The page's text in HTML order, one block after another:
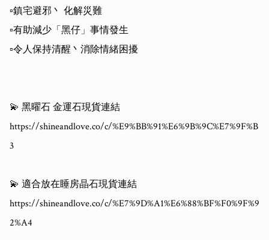
▫️鎮宅避邪丶 化解災難
▫️有助減少「黑仔」事情發生
▫️令人保持清醒丶消除情緒困擾
💫 黑曜石 金運石現貨連結
https://shineandlove.co/c/%E9%BB%91%E6%9B%9C%E7%9F%B
3
💫 適合放在睡房晶石現貨連結
https://shineandlove.co/c/%E7%9D%A1%E6%88%BF%F0%9F%9
2%A4